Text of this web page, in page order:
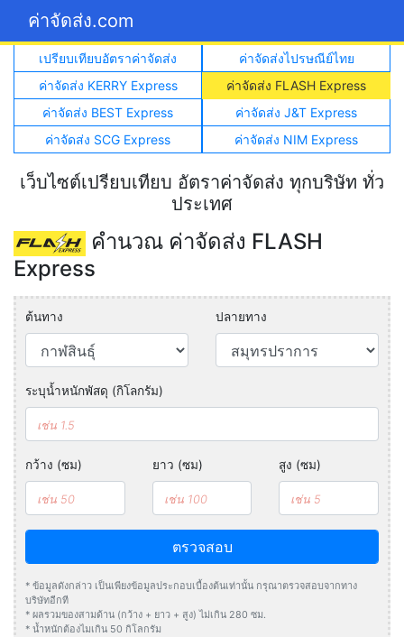
ค่าจัดส่ง.com
เปรียบเทียบอัตราค่าจัดส่ง
ค่าจัดส่งไปรษณีย์ไทย
ค่าจัดส่ง KERRY Express
ค่าจัดส่ง FLASH Express
ค่าจัดส่ง BEST Express
ค่าจัดส่ง J&T Express
ค่าจัดส่ง SCG Express
ค่าจัดส่ง NIM Express
เว็บไซต์เปรียบเทียบ อัตราค่าจัดส่ง ทุกบริษัท ทั่ว
ประเทศ
คำนวณ ค่าจัดส่ง FLASH
Express
ต้นทาง ปลายทาง
ระบุน้ำหนักพัสดุ (กิโลกรัม)
กว้าง (ซม) ยาว (ซม) สูง (ซม)
ตรวจสอบ
* ข้อมูลดังกล่าว เป็นเพียงข้อมูลประกอบเบื้องต้นเท่านั้น กรุณาตรวจสอบจากทาง
บริษัทอีกที
* ผลรวมของสามด้าน (กว้าง + ยาว + สูง) ไม่เกิน 280 ซม.
* น้ำหนักต้องไมเกิน 50 กิโลกรัม